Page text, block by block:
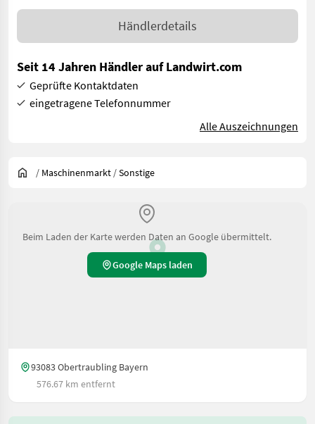
Händlerdetails
Seit 14 Jahren Händler auf Landwirt.com
Geprüfte Kontaktdaten
eingetragene Telefonnummer
Alle Auszeichnungen
/ Maschinenmarkt /Sonstige
Beim Laden der Karte werden Daten an Google übermittelt.
Google Maps laden
93083 Obertraubling Bayern
576.67 km entfernt